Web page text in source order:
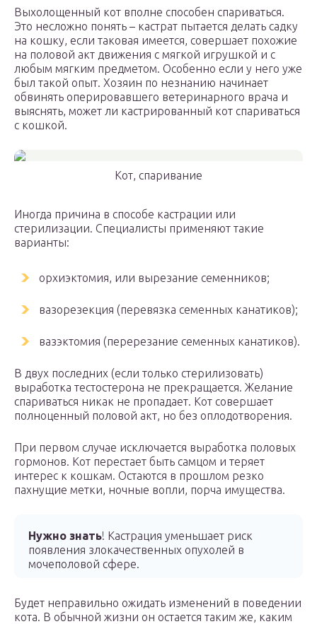
Выхолощенный кот вполне способен спариваться.
Это несложно понять – кастрат пытается делать садку
на кошку, если таковая имеется, совершает похожие
на половой акт движения с мягкой игрушкой и с
любым мягким предметом. Особенно если у него уже
был такой опыт. Хозяин по незнанию начинает
обвинять оперировавшего ветеринарного врача и
выяснять, может ли кастрированный кот спариваться
с кошкой.
Кот, спаривание
Иногда причина в способе кастрации или
стерилизации. Специалисты применяют такие
варианты:
орхиэктомия, или вырезание семенников;
вазорезекция (перевязка семенных канатиков);
вазэктомия (перерезание семенных канатиков).
В двух последних (если только стерилизовать)
выработка тестостерона не прекращается. Желание
спариваться никак не пропадает. Кот совершает
полноценный половой акт, но без оплодотворения.
При первом случае исключается выработка половых
гормонов. Кот перестает быть самцом и теряет
интерес к кошкам. Остаются в прошлом резко
пахнущие метки, ночные вопли, порча имущества.
Нужно знать! Кастрация уменьшает риск
появления злокачественных опухолей в
мочеполовой сфере.
Будет неправильно ожидать изменений в поведении
кота. В обычной жизни он остается таким же, каким